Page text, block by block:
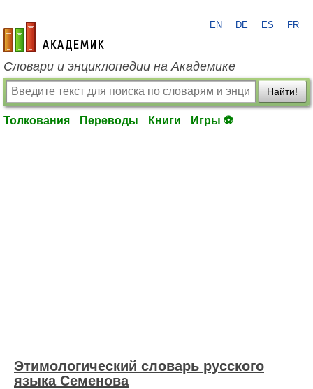
academic.ru
EN DE ES FR
Словари и энциклопедии на Академике
Найти!
Толкования Переводы Книги Игры ⚽
Этимологический словарь русского
языка Семенова